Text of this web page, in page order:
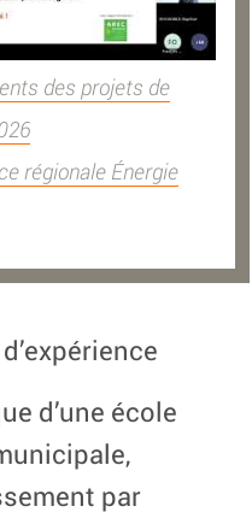
des projets de
régionale Énergie
d’une école
par